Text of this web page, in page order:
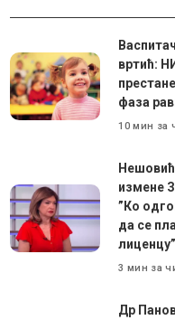
вртић:
фаза
10 мин за
измене
”Ко
да се
лиценцу”
3 мин за
Др